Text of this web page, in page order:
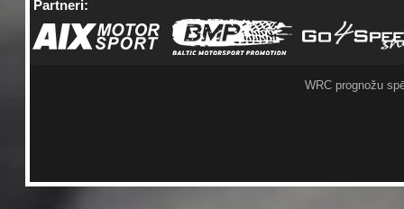
Partneri:
WRC prognožu